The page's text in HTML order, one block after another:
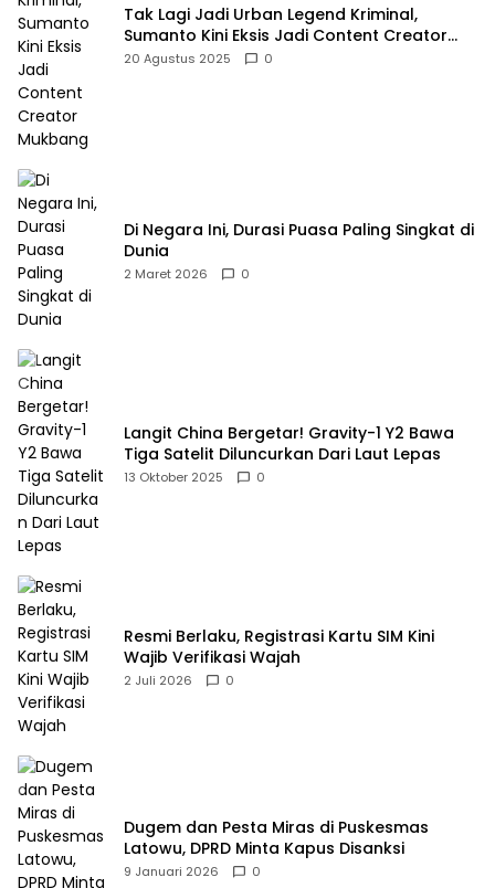
Tak Lagi Jadi Urban Legend Kriminal,
Sumanto Kini Eksis Jadi Content Creator
Mukbang
20 Agustus 2025 0
Di Negara Ini, Durasi Puasa Paling Singkat di
Dunia
2 Maret 2026 0
Langit China Bergetar! Gravity-1 Y2 Bawa
Tiga Satelit Diluncurkan Dari Laut Lepas
13 Oktober 2025 0
Resmi Berlaku, Registrasi Kartu SIM Kini
Wajib Verifikasi Wajah
2 Juli 2026 0
Dugem dan Pesta Miras di Puskesmas
Latowu, DPRD Minta Kapus Disanksi
9 Januari 2026 0